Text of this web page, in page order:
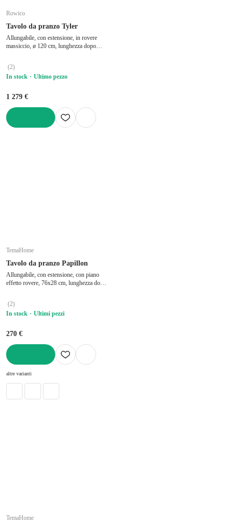
Rowico
Tavolo da pranzo Tyler
Allungabile, con estensione, in rovere
massiccio, ø 120 cm, lunghezza dopo
(2)
In stock
Ultimo pezzo
1 279 €
TemaHome
Tavolo da pranzo Papillon
Allungabile, con estensione, con piano
effetto rovere, 76x28 cm, lunghezza dopo
(2)
In stock
Ultimi pezzi
270 €
altre varianti
TemaHome